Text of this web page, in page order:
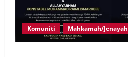
Komuniti Mahkamah/Jenayah